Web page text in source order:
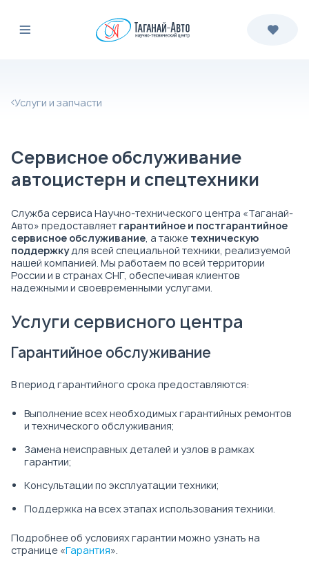
Услуги и запчасти
Сервисное обслуживание
автоцистерн и спецтехники
Служба сервиса Научно-технического центра «Таганай-
Авто» предоставляет гарантийное и постгарантийное
сервисное обслуживание, а также техническую
поддержкудля всей специальной техники, реализуемой
нашей компанией. Мы работаем по всей территории
России и в странах СНГ, обеспечивая клиентов
надежными и своевременными услугами.
Услуги сервисного центра
Гарантийное обслуживание
В период гарантийного срока предоставляются:
Выполнение всех необходимых гарантийных ремонтов
и технического обслуживания;
Замена неисправных деталей и узлов в рамках
гарантии;
Консультации по эксплуатации техники;
Поддержка на всех этапах использования техники.
Подробнее об условиях гарантии можно узнать на
странице «Гарантия».